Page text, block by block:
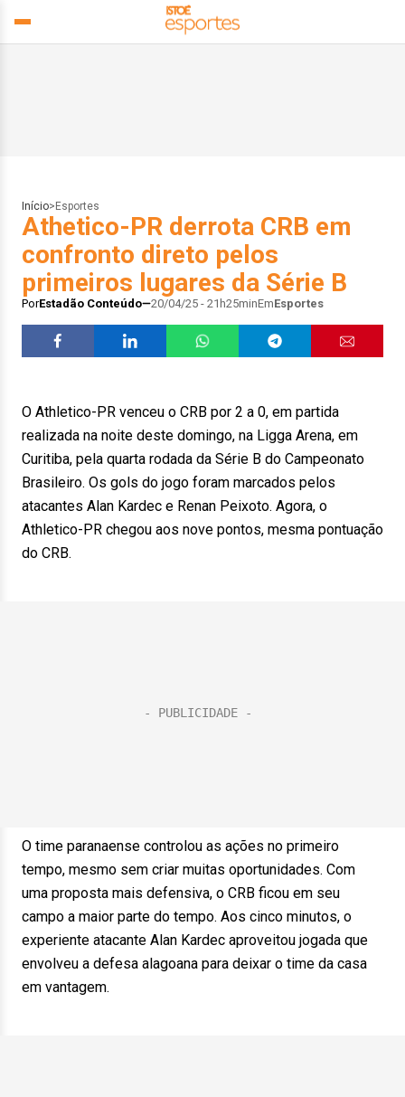
Início> Esportes
Athetico-PR derrota CRB em
confronto direto pelos
primeiros lugares da Série B
PorEstadão Conteúdo 20/04/25 - 21h25minEmEsportes
O Athletico-PR venceu o CRB por 2 a 0, em partida
realizada na noite deste domingo, na Ligga Arena, em
Curitiba, pela quarta rodada da Série B do Campeonato
Brasileiro. Os gols do jogo foram marcados pelos
atacantes Alan Kardec e Renan Peixoto. Agora, o
Athletico-PR chegou aos nove pontos, mesma pontuação
do CRB.
O time paranaense controlou as ações no primeiro
tempo, mesmo sem criar muitas oportunidades. Com
uma proposta mais defensiva, o CRB ficou em seu
campo a maior parte do tempo. Aos cinco minutos, o
experiente atacante Alan Kardec aproveitou jogada que
envolveu a defesa alagoana para deixar o time da casa
em vantagem.